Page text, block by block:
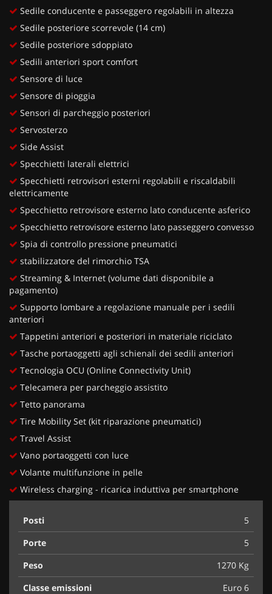
Sedile conducente e passeggero regolabili in altezza
Sedile posteriore scorrevole (14 cm)
Sedile posteriore sdoppiato
Sedili anteriori sport comfort
Sensore di luce
Sensore di pioggia
Sensori di parcheggio posteriori
Servosterzo
Side Assist
Specchietti laterali elettrici
Specchietti retrovisori esterni regolabili e riscaldabili
elettricamente
Specchietto retrovisore esterno lato conducente asferico
Specchietto retrovisore esterno lato passeggero convesso
Spia di controllo pressione pneumatici
stabilizzatore del rimorchio TSA
Streaming & Internet (volume dati disponibile a
pagamento)
Supporto lombare a regolazione manuale per i sedili
anteriori
Tappetini anteriori e posteriori in materiale riciclato
Tasche portaoggetti agli schienali dei sedili anteriori
Tecnologia OCU (Online Connectivity Unit)
Telecamera per parcheggio assistito
Tetto panorama
Tire Mobility Set (kit riparazione pneumatici)
Travel Assist
Vano portaoggetti con luce
Volante multifunzione in pelle
Wireless charging - ricarica induttiva per smartphone
Posti
5
Porte
5
Peso
1270 Kg
Classe emissioni
Euro 6